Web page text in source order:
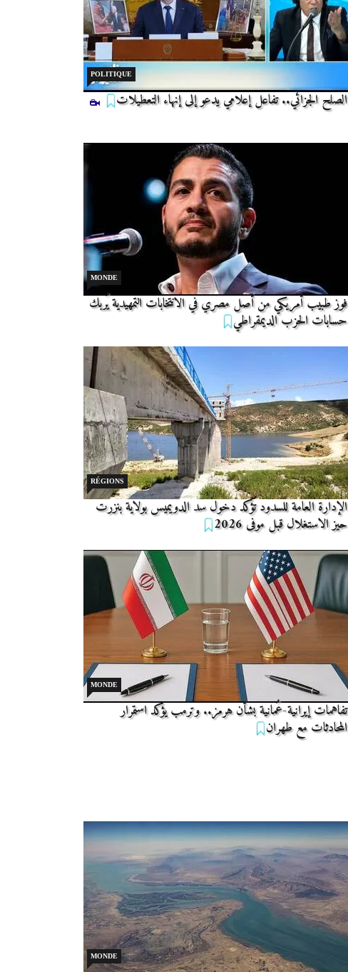
POLITIQUE
الصلح الجزائي.. تفاعل إعلامي يدعو إلى إنهاء التعطيلات
MONDE
فوز طبيب أمريكي من أصل مصري في الانتخابات التمهيدية يُربك
حسابات الحزب الديمقراطي
RÉGIONS
الإدارة العامة للسدود تؤكد دخول سد الدويميس بولاية بنزرت
حيز الاستغلال قبل موفى 2026
MONDE
تفاهمات إيرانية-عُمانية بشأن هرمز.. وترمب يؤكد استمرار
المحادثات مع طهران
MONDE